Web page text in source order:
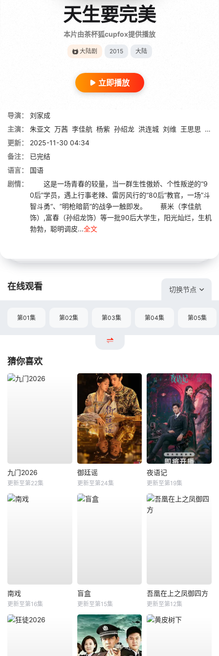
天生要完美
本片由茶杯狐cupfox提供播放
大陆剧 2015 大陆
立即播放
导演：
刘家成
主演：
朱亚文 万茜 李佳航 杨紫 孙绍龙 洪连城 刘维 王思思 章申
更新：
2025-11-30 04:34
备注：
已完结
语言：
国语
剧情：
这是一场青春的较量，当一群生性傲娇、个性叛逆的“9
0后”学员，遇上行事老辣、雷厉风行的“80后“教官，一场”斗
智斗勇“、”明枪暗箭“的战争一触即发。 蔡米（李佳航
饰）,富春（孙绍龙饰）等一批90后大学生，阳光灿烂，生机
勃勃，聪明调皮...全文
在线观看 切换节点
第01集 第02集 第03集 第04集 第05集
猜你喜欢
九门2026
更新至第22集
御廷谣
更新至第24集
夜语记
更新至第19集
南戏
更新至第16集
盲盒
更新至第15集
吾凰在上之凤御四方
更新至第12集